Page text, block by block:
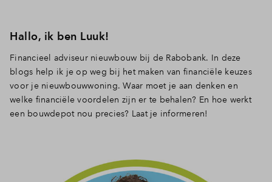
Hallo, ik ben Luuk!
Financieel adviseur nieuwbouw bij de Rabobank. In deze
blogs help ik je op weg bij het maken van financiële keuzes
voor je nieuwbouwwoning. Waar moet je aan denken en
welke financiële voordelen zijn er te behalen? En hoe werkt
een bouwdepot nou precies? Laat je informeren!